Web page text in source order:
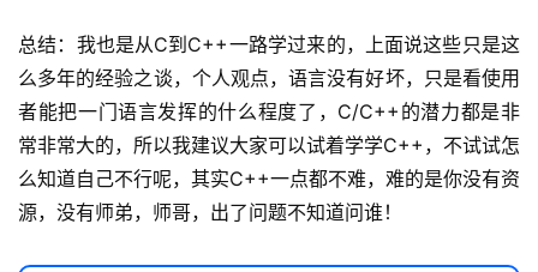
总结：我也是从C到C++一路学过来的，上面说这些只是这
么多年的经验之谈，个人观点，语言没有好坏，只是看使用
者能把一门语言发挥的什么程度了，C/C++的潜力都是非
常非常大的，所以我建议大家可以试着学学C++，不试试怎
么知道自己不行呢，其实C++一点都不难，难的是你没有资
源，没有师弟，师哥，出了问题不知道问谁！